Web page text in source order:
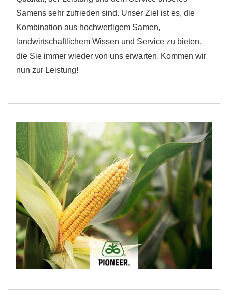
Samens sehr zufrieden sind. Unser Ziel ist es, die
Kombination aus hochwertigem Samen,
landwirtschaftlichem Wissen und Service zu bieten,
die Sie immer wieder von uns erwarten. Kommen wir
nun zur Leistung!